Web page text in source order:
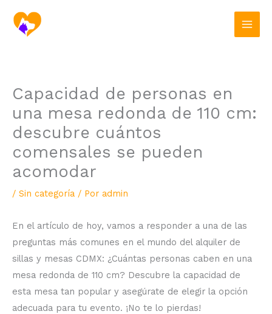
contenido
Capacidad de personas en
una mesa redonda de 110 cm:
descubre cuántos
comensales se pueden
acomodar
/ Sin categoría / Por admin
En el artículo de hoy, vamos a responder a una de las
preguntas más comunes en el mundo del alquiler de
sillas y mesas CDMX: ¿Cuántas personas caben en una
mesa redonda de 110 cm? Descubre la capacidad de
esta mesa tan popular y asegúrate de elegir la opción
adecuada para tu evento. ¡No te lo pierdas!